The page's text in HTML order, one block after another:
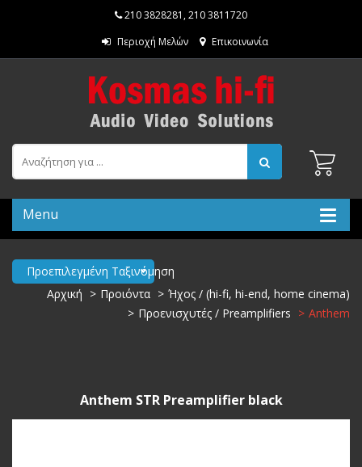
210 3828281 ,210 3811720
Περιοχή Μελών
Επικοινωνία
Menu
Προεπιλεγμένη Ταξινόμηση
Αρχική
Προιόντα
Ήχος / (hi-fi, hi-end, home cinema)
Προενισχυτές / Preamplifiers
Anthem
Anthem STR Preamplifier black